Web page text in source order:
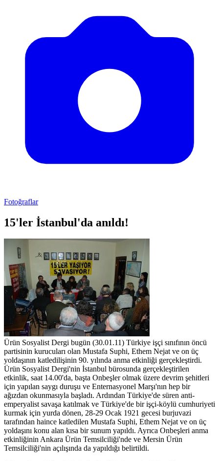
Fotoğraflar
15'ler İstanbul'da anıldı!
Ürün Sosyalist Dergi bugün (30.01.11) Türkiye işçi sınıfının öncü
partisinin kurucuları olan Mustafa Suphi, Ethem Nejat ve on üç
yoldaşının katledilişinin 90. yılında anma etkinliği gerçekleştirdi.
Ürün Sosyalist Dergi'nin İstanbul bürosunda gerçekleştirilen
etkinlik, saat 14.00'da, başta Onbeşler olmak üzere devrim şehitleri
için yapılan saygı duruşu ve Enternasyonel Marşı'nın hep bir
ağızdan okunmasıyla başladı. Ardından Türkiye'de süren anti-
emperyalist savaşa katılmak ve Türkiye'de bir işçi-köylü cumhuriyeti
kurmak için yurda dönen, 28-29 Ocak 1921 gecesi burjuvazi
tarafından haince katledilen Mustafa Suphi, Ethem Nejat ve on üç
yoldaşını konu alan kısa bir sunum yapıldı. Ayrıca Onbeşleri anma
etkinliğinin Ankara Ürün Temsilciliği'nde ve Mersin Ürün
Temsilciliği'nin açılışında da yapıldığı belirtildi.